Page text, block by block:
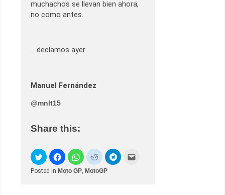
muchachos se llevan bien ahora,
no como antes.
….decíamos ayer….
Manuel Fernández
@mnlt15
Share this:
Posted in Moto GP, MotoGP